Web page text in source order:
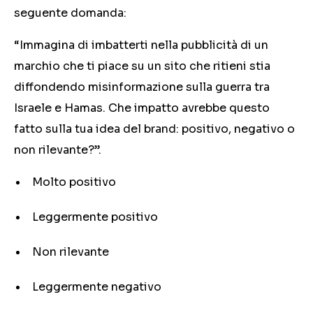
seguente domanda:
“Immagina di imbatterti nella pubblicità di un
marchio che ti piace su un sito che ritieni stia
diffondendo misinformazione sulla guerra tra
Israele e Hamas. Che impatto avrebbe questo
fatto sulla tua idea del brand: positivo, negativo o
non rilevante?”.
Molto positivo
Leggermente positivo
Non rilevante
Leggermente negativo